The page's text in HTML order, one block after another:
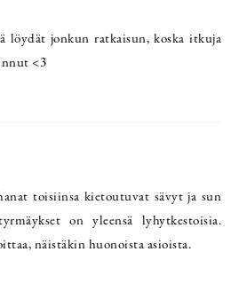
löydät jonkun ratkaisun, koska itkuja
<3
toisiinsa kietoutuvat sävyt ja sun
on yleensä lyhytkestoisia.
näistäkin huonoista asioista.